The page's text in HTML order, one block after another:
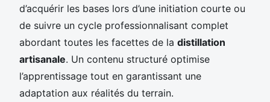
d’acquérir les bases lors d’une initiation courte ou
de suivre un cycle professionnalisant complet
abordant toutes les facettes de la distillation
artisanale. Un contenu structuré optimise
l’apprentissage tout en garantissant une
adaptation aux réalités du terrain.